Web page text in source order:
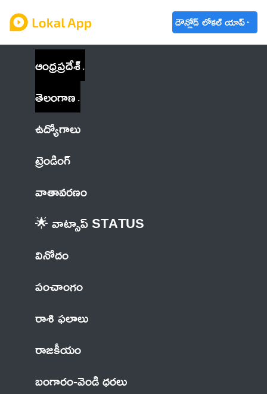
డౌన్లోడ్ లోకల్ యాప్
ఆంధ్రప్రదేశ్
తెలంగాణ
ఉద్యోగాలు
ట్రెండింగ్
వాతావరణం
🌟 వాట్సాప్ STATUS
వినోదం
పంచాంగం
రాశి ఫలాలు
రాజకీయం
బంగారం-వెండి ధరలు